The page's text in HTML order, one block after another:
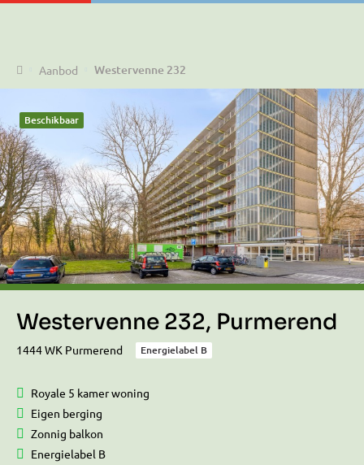
HomeAanbod Westervenne 232
Beschikbaar
Westervenne 232, Purmerend
1444 WK Purmerend Energielabel B
Royale 5 kamer woning
Eigen berging
Zonnig balkon
Energielabel B